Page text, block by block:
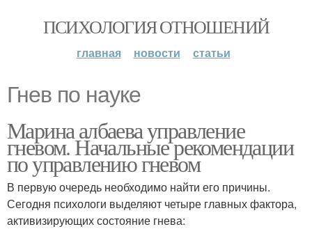
ПСИХОЛОГИЯ ОТНОШЕНИЙ
главная новости статьи
Гнев по науке
Марина албаева управление
гневом. Начальные рекомендации
по управлению гневом
В первую очередь необходимо найти его причины.
Сегодня психологи выделяют четыре главных фактора,
активизирующих состояние гнева: